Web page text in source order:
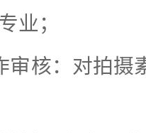
业；
审核：对拍摄